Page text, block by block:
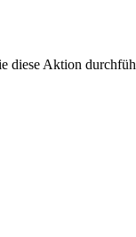
diese Aktion